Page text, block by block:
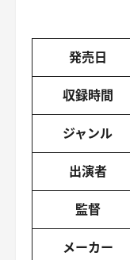
発売日
収録時間
ジャンル
出演者
監督
メーカー